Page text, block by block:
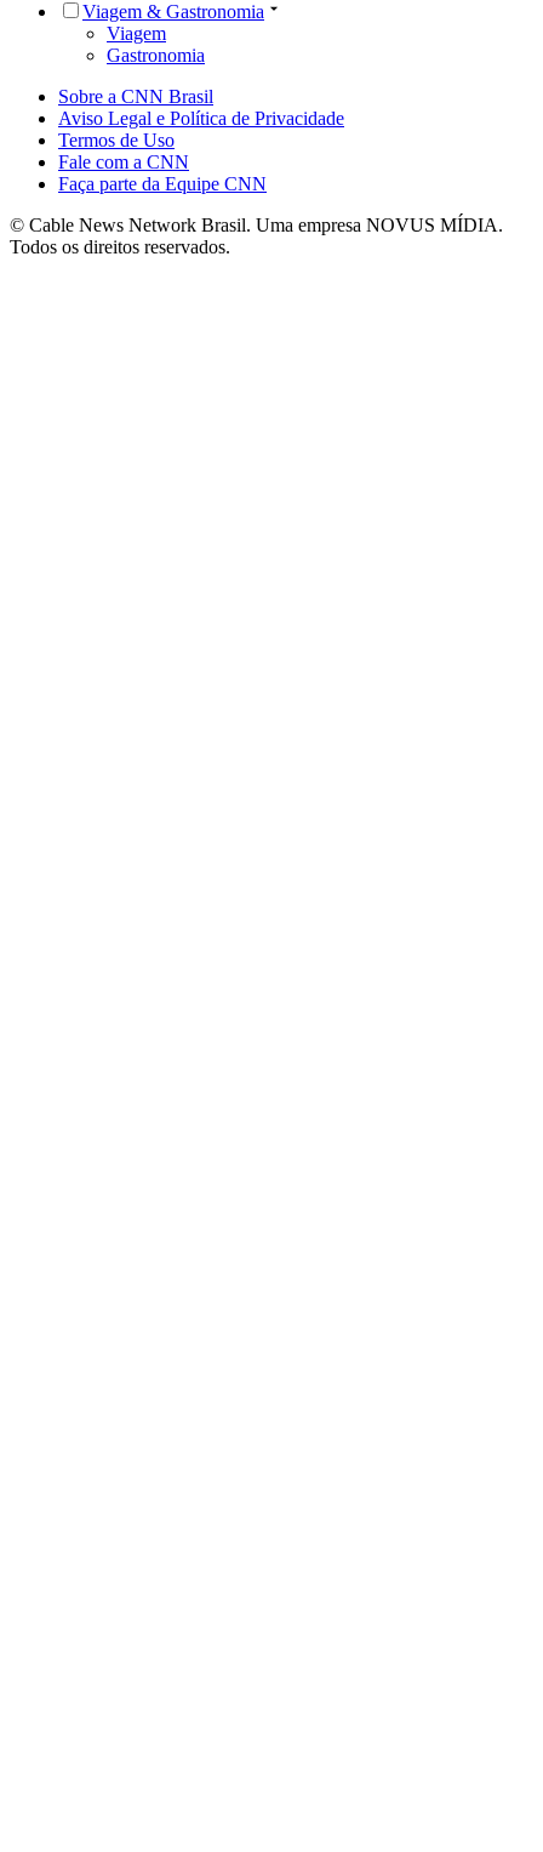
Viagem & Gastronomia
Viagem
Gastronomia
Sobre a CNN Brasil
Aviso Legal e Política de Privacidade
Termos de Uso
Fale com a CNN
Faça parte da Equipe CNN
© Cable News Network Brasil. Uma empresa NOVUS MÍDIA.
Todos os direitos reservados.